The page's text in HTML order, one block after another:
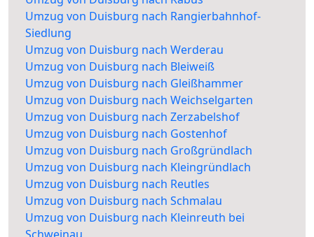
Umzug von Duisburg nach Rangierbahnhof-
Siedlung
Umzug von Duisburg nach Werderau
Umzug von Duisburg nach Bleiweiß
Umzug von Duisburg nach Gleißhammer
Umzug von Duisburg nach Weichselgarten
Umzug von Duisburg nach Zerzabelshof
Umzug von Duisburg nach Gostenhof
Umzug von Duisburg nach Großgründlach
Umzug von Duisburg nach Kleingründlach
Umzug von Duisburg nach Reutles
Umzug von Duisburg nach Schmalau
Umzug von Duisburg nach Kleinreuth bei